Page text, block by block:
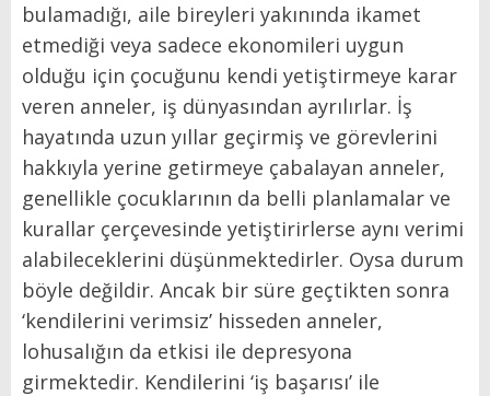
bulamadığı, aile bireyleri yakınında ikamet
etmediği veya sadece ekonomileri uygun
olduğu için çocuğunu kendi yetiştirmeye karar
veren anneler, iş dünyasından ayrılırlar. İş
hayatında uzun yıllar geçirmiş ve görevlerini
hakkıyla yerine getirmeye çabalayan anneler,
genellikle çocuklarının da belli planlamalar ve
kurallar çerçevesinde yetiştirirlerse aynı verimi
alabileceklerini düşünmektedirler. Oysa durum
böyle değildir. Ancak bir süre geçtikten sonra
‘kendilerini verimsiz’ hisseden anneler,
lohusalığın da etkisi ile depresyona
girmektedir. Kendilerini ‘iş başarısı’ ile